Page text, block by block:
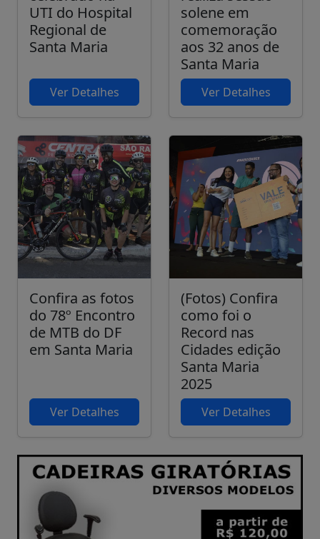
UTI do Hospital
Regional de
Santa Maria
Ver Detalhes
solene em
comemoração
aos 32 anos de
Santa Maria
Ver Detalhes
Confira as fotos
do 78º Encontro
de MTB do DF
em Santa Maria
Ver Detalhes
(Fotos) Confira
como foi o
Record nas
Cidades edição
Santa Maria
2025
Ver Detalhes